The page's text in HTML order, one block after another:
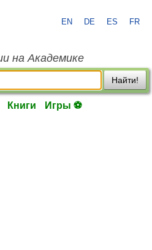
EN DE ES FR
на Академике
Найти!
Книги Игры ⚽